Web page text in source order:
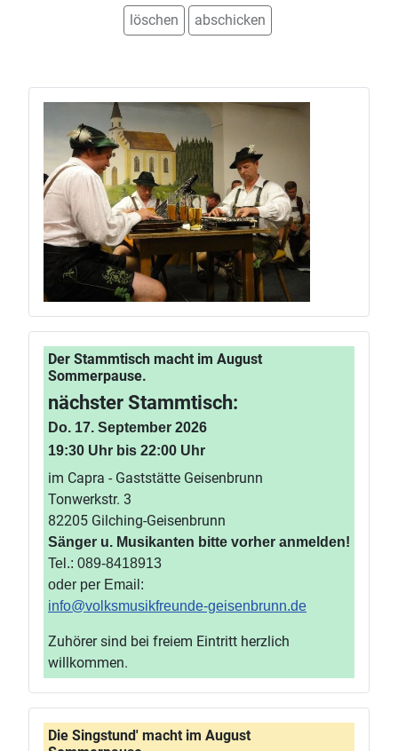
Der Stammtisch macht im August
Sommerpause.
nächster Stammtisch:
Do. 17. September 2026
19:30 Uhr bis 22:00 Uhr
im Capra - Gaststätte Geisenbrunn
Tonwerkstr. 3
82205 Gilching-Geisenbrunn
Sänger u. Musikanten bitte vorher anmelden!
Tel.: 089-8418913
oder per Email:
info@volksmusikfreunde-geisenbrunn.de
Zuhörer sind bei freiem Eintritt herzlich
willkommen.
Die Singstund' macht im August